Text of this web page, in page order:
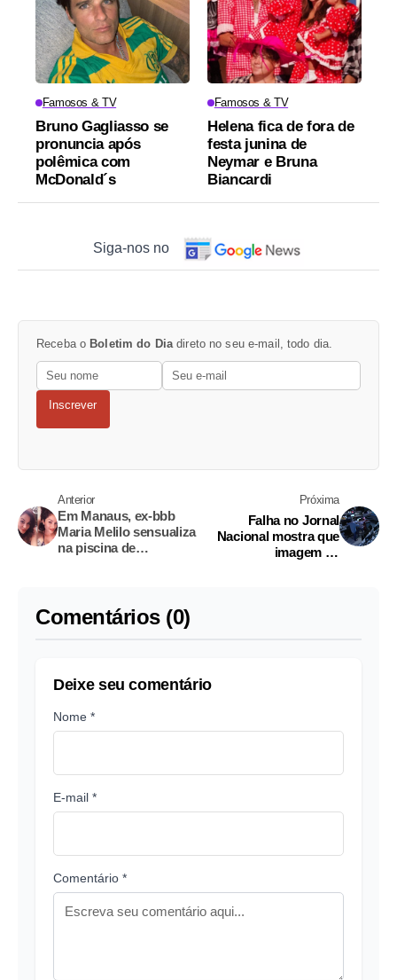
Famosos & TV
Bruno Gagliasso se
pronuncia após
polêmica com
McDonald´s
Famosos & TV
Helena fica de fora de
festa junina de
Neymar e Bruna
Biancardi
Siga-nos no
Receba o Boletim do Dia direto no seu e-mail, todo dia.
Inscrever
Anterior
Em Manaus, ex-bbb
Maria Melilo sensualiza
na piscina de
Próxima
Falha no Jornal
Nacional mostra que
imagem de
Comentários (0)
Deixe seu comentário
Nome *
E-mail *
Comentário *